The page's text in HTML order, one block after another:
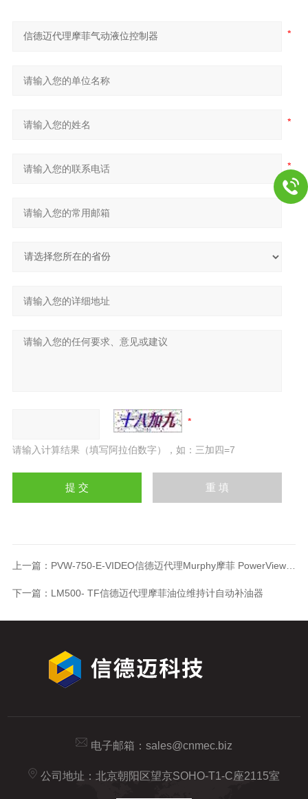
请输入计算结果（填写阿拉伯数字），如：三加四=7
上一篇： PVW-750-E-VIDEO信德迈代理Murphy摩菲 PowerView视频线束
下一篇： LM500- TF信德迈代理摩菲油位维持计自动补油器
电子邮箱： sales@cnmec.biz
公司地址：北京朝阳区望京SOHO-T1-C座2115室